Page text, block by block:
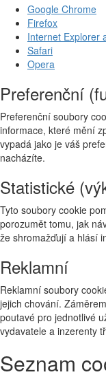
Google Chrome
Firefox
Internet Explorer
Safari
Opera
Preferenční
Preferenční soubory
informace, které mění
vypadá jako je váš
nacházíte.
Statistické
Tyto soubory cookie
porozumět tomu, jak
že shromažďují a hlásí
Reklamní
Reklamní soubory
jejich chování.
poutavé pro jednotlivé
vydavatele a inzerenty
Seznam